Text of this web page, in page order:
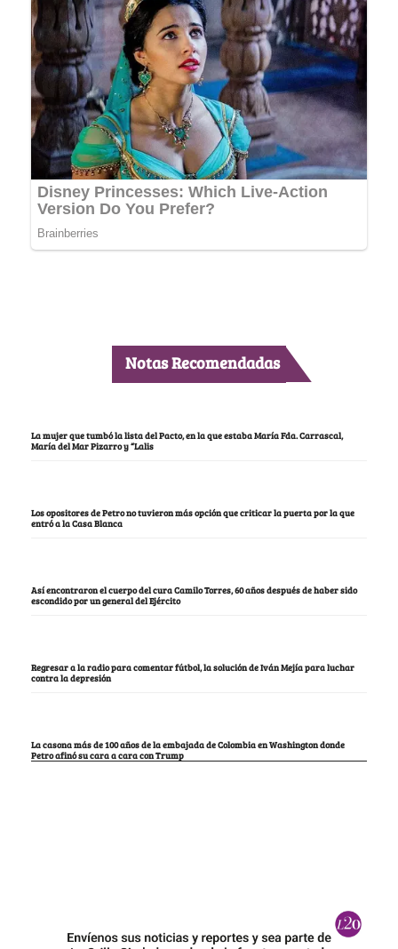
Notas Recomendadas
La mujer que tumbó la lista del Pacto, en la que estaba María Fda. Carrascal,
María del Mar Pizarro y “Lalis
Los opositores de Petro no tuvieron más opción que criticar la puerta por la que
entró a la Casa Blanca
Así encontraron el cuerpo del cura Camilo Torres, 60 años después de haber sido
escondido por un general del Ejército
Regresar a la radio para comentar fútbol, la solución de Iván Mejía para luchar
contra la depresión
La casona más de 100 años de la embajada de Colombia en Washington donde
Petro afinó su cara a cara con Trump